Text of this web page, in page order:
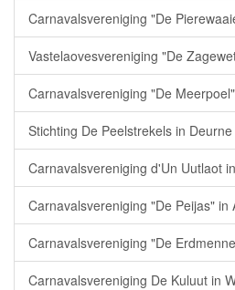
Carnavalsvereniging "De
Vastelaovesvereniging "De
Carnavalsvereniging "De
Stichting De Peelstrekels in Deurne
Carnavalsvereniging d'Un Uutlaot
Carnavalsvereniging "De Peijas" in
Carnavalsvereniging "De
Carnavalsvereniging De Kuluut in